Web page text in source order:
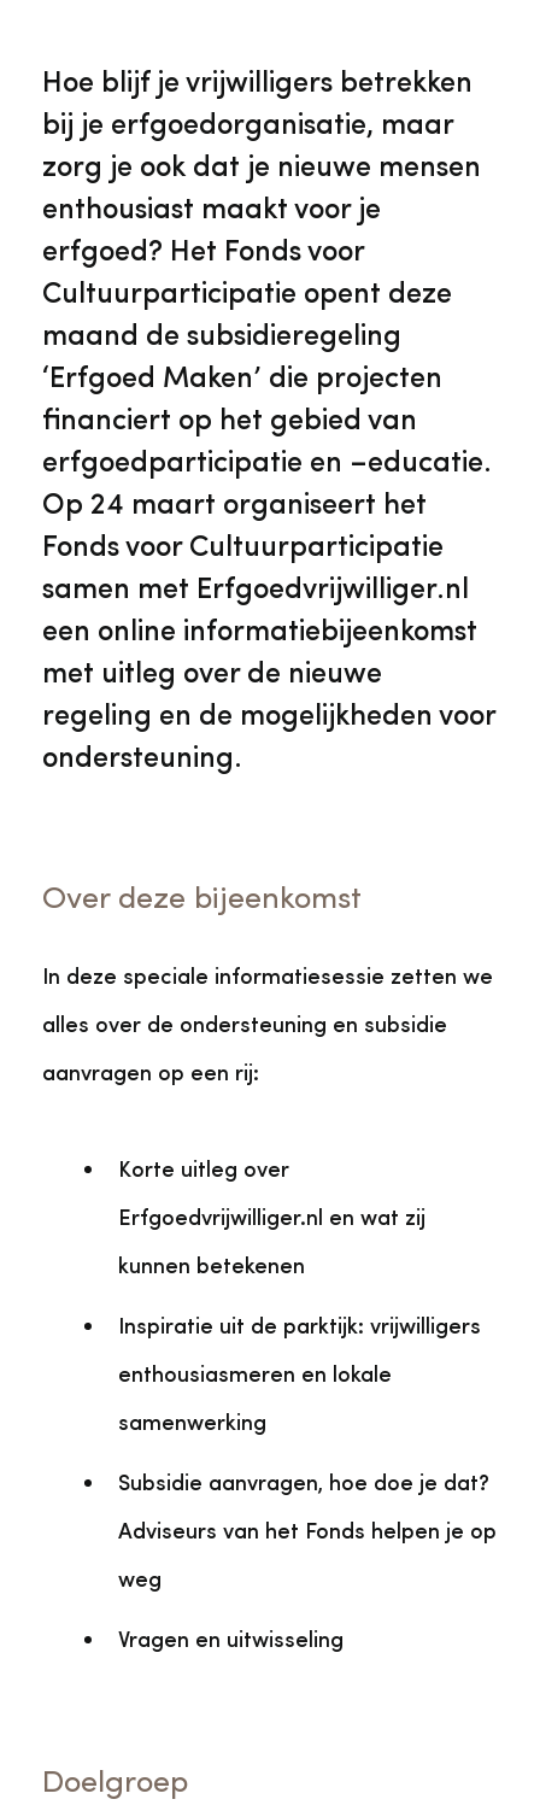
Collectiebeheer
Geschiedenis van Zuid-Holland
Ervenconsulent
Bekijk alle diensten
Ons team
Over de Monumentenwacht
Voorpagina Monumentenwacht
Vacatures
Tarieven
Algemene voorwaarden
Bekijk meer over ons
Hoe blijf je vrijwilligers betrekken
bij je erfgoedorganisatie, maar
zorg je ook dat je nieuwe mensen
enthousiast maakt voor je
erfgoed? Het Fonds voor
Cultuurparticipatie opent deze
maand de subsidieregeling
‘Erfgoed Maken’ die projecten
financiert op het gebied van
erfgoedparticipatie en –educatie.
Op 24 maart organiseert het
Fonds voor Cultuurparticipatie
samen met Erfgoedvrijwilliger.nl
een online informatiebijeenkomst
met uitleg over de nieuwe
regeling en de mogelijkheden voor
ondersteuning.
Over deze bijeenkomst
In deze speciale informatiesessie zetten we
alles over de ondersteuning en subsidie
aanvragen op een rij:
Korte uitleg over
Erfgoedvrijwilliger.nl en wat zij
kunnen betekenen
Inspiratie uit de parktijk: vrijwilligers
enthousiasmeren en lokale
samenwerking
Subsidie aanvragen, hoe doe je dat?
Adviseurs van het Fonds helpen je op
weg
Vragen en uitwisseling
Doelgroep